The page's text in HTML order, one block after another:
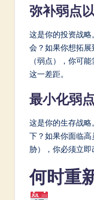
弥补弱点
这是你的投资战
会？如果你想拓
（弱点），你可
这一差距。
最小化弱
这是你的生存战
下？如果你面临
胁），你必须立即
何时重